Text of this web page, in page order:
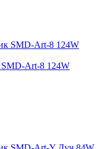
SMD-Art-8 124W